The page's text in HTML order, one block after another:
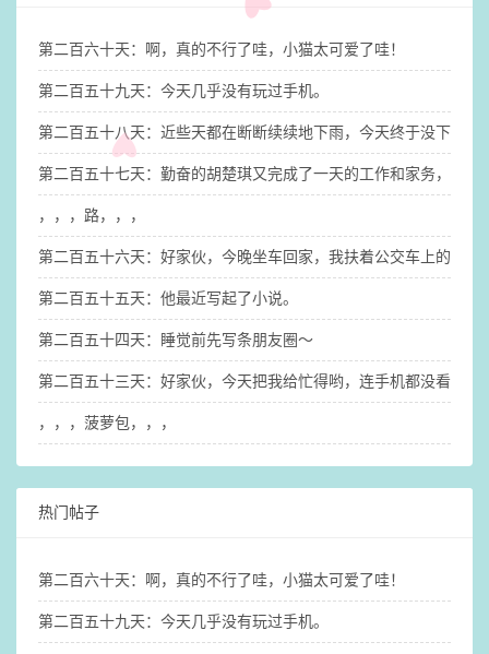
第二百六十天：啊，真的不行了哇，小猫太可爱了哇！
第二百五十九天：今天几乎没有玩过手机。
第二百五十八天：近些天都在断断续续地下雨，今天终于没下雨
第二百五十七天：勤奋的胡楚琪又完成了一天的工作和家务，也搞
，，，路，，，
第二百五十六天：好家伙，今晚坐车回家，我扶着公交车上的扶手
第二百五十五天：他最近写起了小说。
第二百五十四天：睡觉前先写条朋友圈～
第二百五十三天：好家伙，今天把我给忙得哟，连手机都没看几
，，，菠萝包，，，
热门帖子
第二百六十天：啊，真的不行了哇，小猫太可爱了哇！
第二百五十九天：今天几乎没有玩过手机。